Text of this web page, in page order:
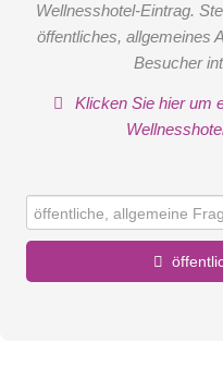
Wellnesshotel-Eintrag.
öffentliches, allgemeines
Besucher
Klicken Sie hier um